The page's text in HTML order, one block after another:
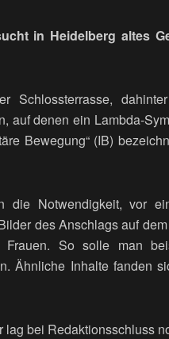
in Heidelberg altes
Schlossterrasse,
auf denen ein Lambda-
Bewegung“ (IB)
die Notwendigkeit, vor
des Anschlags auf
So solle man
Ähnliche Inhalte fanden
bei Redaktionsschluss